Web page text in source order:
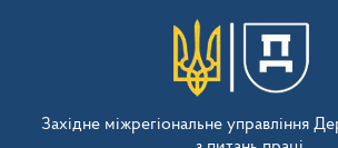
Західне міжрегіональне управління